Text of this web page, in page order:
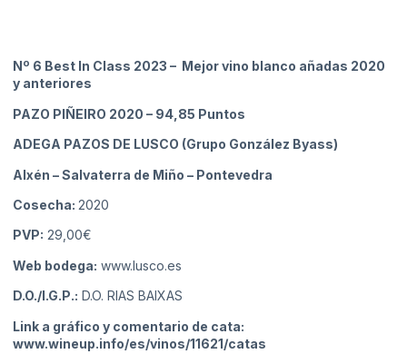
Nº 6 Best In Class 2023 – Mejor vino blanco añadas 2020
y anteriores
PAZO PIÑEIRO 2020 – 94,85 Puntos
ADEGA PAZOS DE LUSCO (Grupo González Byass)
Alxén – Salvaterra de Miño – Pontevedra
Cosecha: 2020
PVP: 29,00€
Web bodega: www.lusco.es
D.O./I.G.P.: D.O. RIAS BAIXAS
Link a gráfico y comentario de cata:
www.wineup.info/es/vinos/11621/catas